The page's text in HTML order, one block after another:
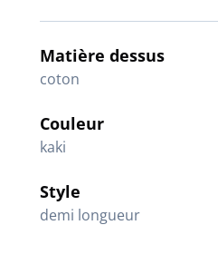
Matière dessus
coton
Couleur
kaki
Style
demi longueur